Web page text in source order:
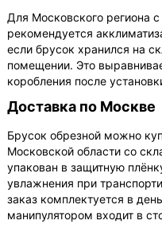
Для Московского региона
рекомендуется
если брусок хранился на
помещении. Это
коробления после
Доставка по Москве
Брусок обрезной можно
Московской области со
упакован в защитную
увлажнения при
заказ комплектуется в
манипулятором входит в